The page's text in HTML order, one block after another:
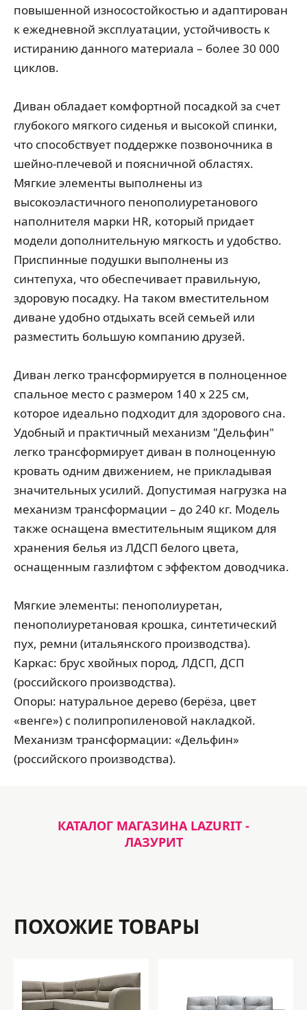
повышенной износостойкостью и адаптирован
к ежедневной эксплуатации, устойчивость к
истиранию данного материала – более 30 000
циклов.
Диван обладает комфортной посадкой за счет
глубокого мягкого сиденья и высокой спинки,
что способствует поддержке позвоночника в
шейно-плечевой и поясничной областях.
Мягкие элементы выполнены из
высокоэластичного пенополиуретанового
наполнителя марки HR, который придает
модели дополнительную мягкость и удобство.
Приспинные подушки выполнены из
синтепуха, что обеспечивает правильную,
здоровую посадку. На таком вместительном
диване удобно отдыхать всей семьей или
разместить большую компанию друзей.
Диван легко трансформируется в полноценное
спальное место с размером 140 х 225 см,
которое идеально подходит для здорового сна.
Удобный и практичный механизм "Дельфин"
легко трансформирует диван в полноценную
кровать одним движением, не прикладывая
значительных усилий. Допустимая нагрузка на
механизм трансформации – до 240 кг. Модель
также оснащена вместительным ящиком для
хранения белья из ЛДСП белого цвета,
оснащенным газлифтом с эффектом доводчика.
Мягкие элементы: пенополиуретан,
пенополиуретановая крошка, синтетический
пух, ремни (итальянского производства).
Каркас: брус хвойных пород, ЛДСП, ДСП
(российского производства).
Опоры: натуральное дерево (берёза, цвет
«венге») с полипропиленовой накладкой.
Механизм трансформации: «Дельфин»
(российского производства).
КАТАЛОГ МАГАЗИНА LAZURIT -
ЛАЗУРИТ
ПОХОЖИЕ ТОВАРЫ